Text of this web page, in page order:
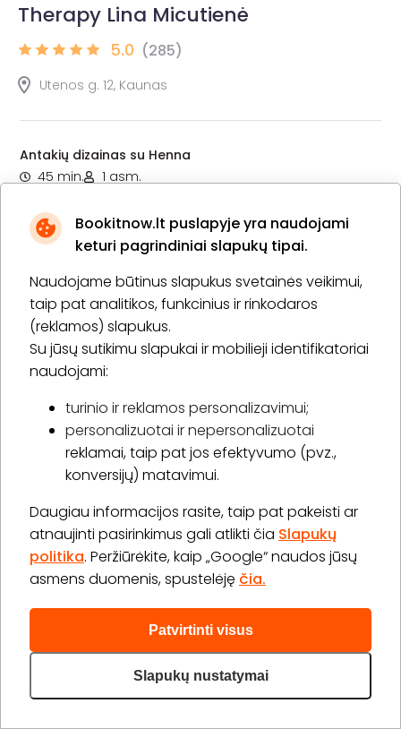
Bookitnow.lt puslapyje yra naudojami
keturi pagrindiniai slapukų tipai.
Naudojame būtinus slapukus svetainės veikimui,
taip pat analitikos, funkcinius ir rinkodaros
(reklamos) slapukus.
Su jūsų sutikimu slapukai ir mobilieji identifikatoriai
naudojami:
turinio ir reklamos personalizavimui;
personalizuotai ir nepersonalizuotai
reklamai, taip pat jos efektyvumo (pvz.,
konversijų) matavimui.
Daugiau informacijos rasite, taip pat pakeisti ar
atnaujinti pasirinkimus gali atlikti čia Slapukų
politika. Peržiūrėkite, kaip „Google“ naudos jūsų
asmens duomenis, spustelėję čia.
Patvirtinti visus
Slapukų nustatymai
Therapy Lina Micutienė
5.0 (285)
Utenos g. 12, Kaunas
Antakių dizainas su Henna
45 min.
1 asm.
20,00 €
Apie paslaugą
Antakių dizainas bei dažymas su Bronsun dažais
20 min.
1 asm.
Laiko rezervavimas
15,00 €
Pirmasis vizitas pas kosmetologę
1 val. 30 min.
1 asm.
Laiko rezervavimas
Apie paslaugą Pirkti
Daugiau (38)>